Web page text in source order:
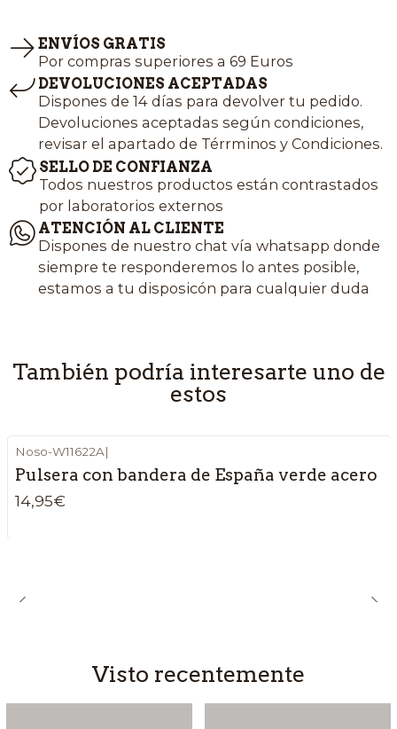
ENVÍOS GRATIS
Por compras superiores a 69 Euros
DEVOLUCIONES ACEPTADAS
Dispones de 14 días para devolver tu pedido.
Devoluciones aceptadas según condiciones,
revisar el apartado de Térrminos y Condiciones.
SELLO DE CONFIANZA
Todos nuestros productos están contrastados
por laboratorios externos
ATENCIÓN AL CLIENTE
Dispones de nuestro chat vía whatsapp donde
siempre te responderemos lo antes posible,
estamos a tu disposicón para cualquier duda
También podría interesarte uno de
estos
Noso-W11622A|
Pulsera con bandera de España verde acero
14,95€
Visto recentemente